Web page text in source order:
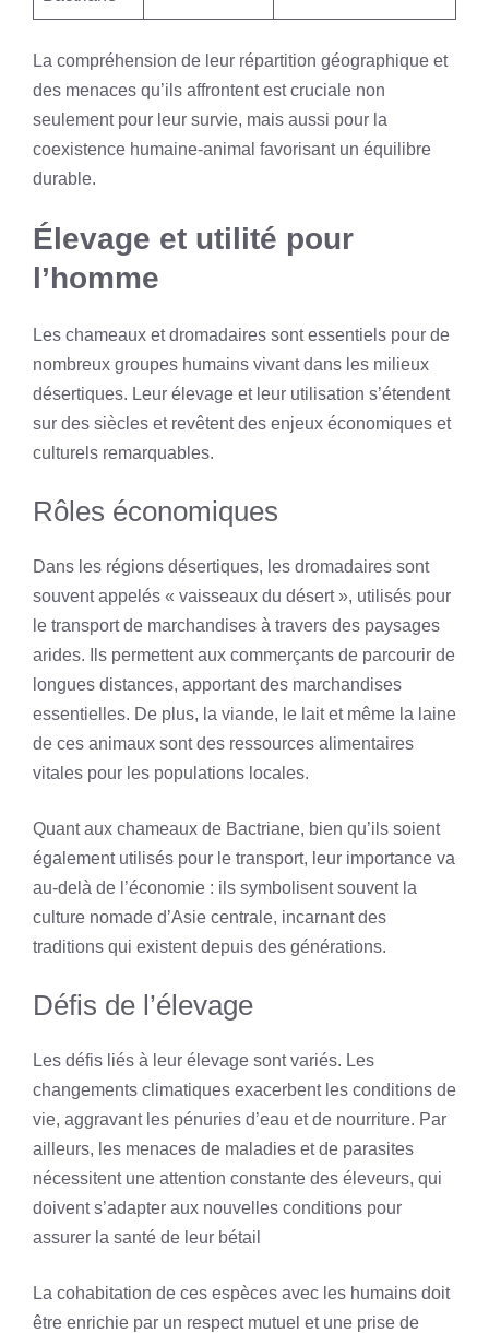
La compréhension de leur répartition géographique et
des menaces qu’ils affrontent est cruciale non
seulement pour leur survie, mais aussi pour la
coexistence humaine-animal favorisant un équilibre
durable.
Élevage et utilité pour
l’homme
Les chameaux et dromadaires sont essentiels pour de
nombreux groupes humains vivant dans les milieux
désertiques. Leur élevage et leur utilisation s’étendent
sur des siècles et revêtent des enjeux économiques et
culturels remarquables.
Rôles économiques
Dans les régions désertiques, les dromadaires sont
souvent appelés « vaisseaux du désert », utilisés pour
le transport de marchandises à travers des paysages
arides. Ils permettent aux commerçants de parcourir de
longues distances, apportant des marchandises
essentielles. De plus, la viande, le lait et même la laine
de ces animaux sont des ressources alimentaires
vitales pour les populations locales.
Quant aux chameaux de Bactriane, bien qu’ils soient
également utilisés pour le transport, leur importance va
au-delà de l’économie : ils symbolisent souvent la
culture nomade d’Asie centrale, incarnant des
traditions qui existent depuis des générations.
Défis de l’élevage
Les défis liés à leur élevage sont variés. Les
changements climatiques exacerbent les conditions de
vie, aggravant les pénuries d’eau et de nourriture. Par
ailleurs, les menaces de maladies et de parasites
nécessitent une attention constante des éleveurs, qui
doivent s’adapter aux nouvelles conditions pour
assurer la santé de leur bétail
La cohabitation de ces espèces avec les humains doit
être enrichie par un respect mutuel et une prise de